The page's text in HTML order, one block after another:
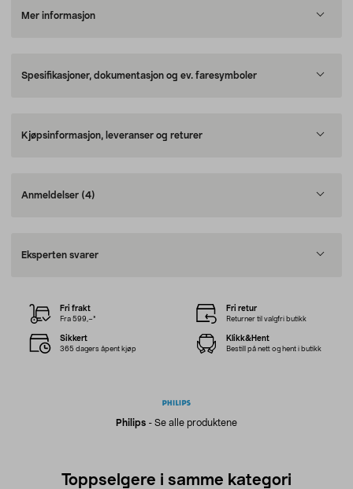
Mer informasjon
Spesifikasjoner, dokumentasjon og ev. faresymboler
Kjøpsinformasjon, leveranser og returer
Anmeldelser (4)
Eksperten svarer
Philips - Se alle produktene
Fri frakt
Fra 599,–*
Fri retur
Returner til valgfri butikk
Sikkert
365 dagers åpent kjøp
Klikk&Hent
Bestill på nett og hent i butikk
Toppselgere i samme kategori